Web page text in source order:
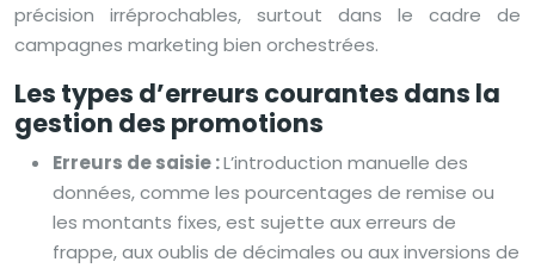
précision irréprochables, surtout dans le cadre de
campagnes marketing bien orchestrées.
Les types d’erreurs courantes dans la
gestion des promotions
Erreurs de saisie :L’introduction manuelle des
données, comme les pourcentages de remise ou
les montants fixes, est sujette aux erreurs de
frappe, aux oublis de décimales ou aux inversions de